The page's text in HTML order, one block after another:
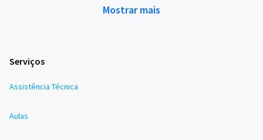
Mostrar mais
Serviços
Assistência Técnica
Aulas